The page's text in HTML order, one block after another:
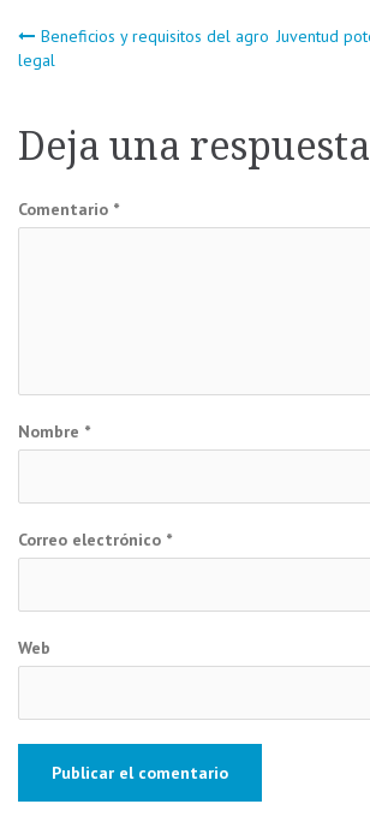
Navegación
entradas
Beneficios y requisitos del agro
legal
Juventud
Deja una respuesta
Comentario *
Nombre *
Correo electrónico *
Web